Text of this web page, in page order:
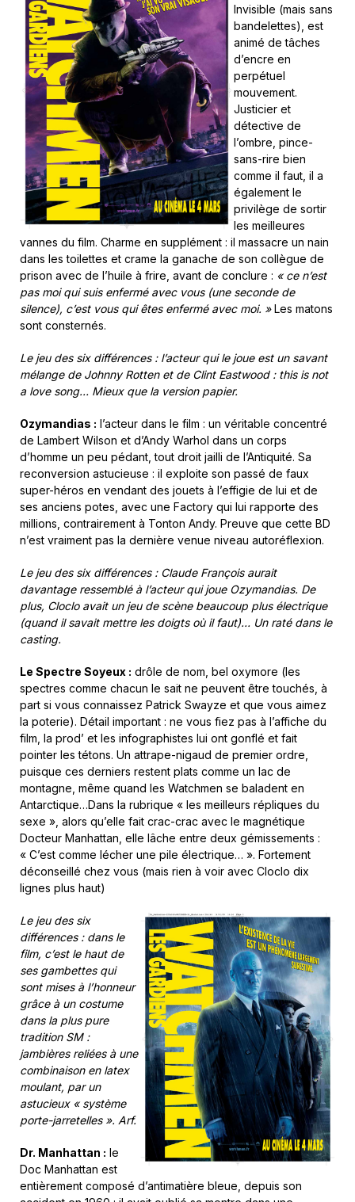
Invisible (mais sans
bandelettes), est
animé de tâches
d’encre en
perpétuel
mouvement.
Justicier et
détective de
l’ombre, pince-
sans-rire bien
comme il faut, il a
également le
privilège de sortir
les meilleures
vannes du film. Charme en supplément : il massacre un nain
dans les toilettes et crame la ganache de son collègue de
prison avec de l’huile à frire, avant de conclure : « ce n’est
pas moi qui suis enfermé avec vous (une seconde de
silence), c’est vous qui êtes enfermé avec moi. »Les matons
sont consternés.
Le jeu des six différences : l’acteur qui le joue est un savant
mélange de Johnny Rotten et de Clint Eastwood : this is not
a love song… Mieux que la version papier.
Ozymandias : l’acteur dans le film : un véritable concentré
de Lambert Wilson et d’Andy Warhol dans un corps
d’homme un peu pédant, tout droit jailli de l’Antiquité. Sa
reconversion astucieuse : il exploite son passé de faux
super-héros en vendant des jouets à l’effigie de lui et de
ses anciens potes, avec une Factory qui lui rapporte des
millions, contrairement à Tonton Andy. Preuve que cette BD
n’est vraiment pas la dernière venue niveau autoréflexion.
Le jeu des six différences : Claude François aurait
davantage ressemblé à l’acteur qui joue Ozymandias. De
plus, Cloclo avait un jeu de scène beaucoup plus électrique
(quand il savait mettre les doigts où il faut)… Un raté dans le
casting.
Le Spectre Soyeux : drôle de nom, bel oxymore (les
spectres comme chacun le sait ne peuvent être touchés, à
part si vous connaissez Patrick Swayze et que vous aimez
la poterie). Détail important : ne vous fiez pas à l’affiche du
film, la prod’ et les infographistes lui ont gonflé et fait
pointer les tétons. Un attrape-nigaud de premier ordre,
puisque ces derniers restent plats comme un lac de
montagne, même quand les Watchmen se baladent en
Antarctique…Dans la rubrique « les meilleurs répliques du
sexe », alors qu’elle fait crac-crac avec le magnétique
Docteur Manhattan, elle lâche entre deux gémissements :
« C’est comme lécher une pile électrique… ». Fortement
déconseillé chez vous (mais rien à voir avec Cloclo dix
lignes plus haut)
Le jeu des six
différences : dans le
film, c’est le haut de
ses gambettes qui
sont mises à l’honneur
grâce à un costume
dans la plus pure
tradition SM :
jambières reliées à une
combinaison en latex
moulant, par un
astucieux « système
porte-jarretelles ». Arf.
Dr. Manhattan : le
Doc Manhattan est
entièrement composé d’antimatière bleue, depuis son